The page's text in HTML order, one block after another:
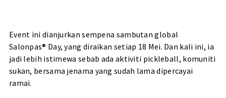
Event ini dianjurkan sempena sambutan global
Salonpas® Day, yang diraikan setiap 18 Mei. Dan kali ini, ia
jadi lebih istimewa sebab ada aktiviti pickleball, komuniti
sukan, bersama jenama yang sudah lama dipercayai
ramai.